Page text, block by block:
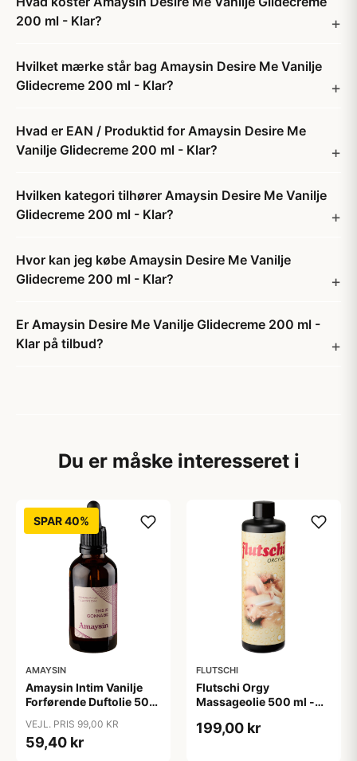
200 ml - Klar?
Hvilket mærke står bag Amaysin Desire Me Vanilje
Glidecreme 200 ml - Klar?
Hvad er EAN / Produktid for Amaysin Desire Me
Vanilje Glidecreme 200 ml - Klar?
Hvilken kategori tilhører Amaysin Desire Me Vanilje
Glidecreme 200 ml - Klar?
Hvor kan jeg købe Amaysin Desire Me Vanilje
Glidecreme 200 ml - Klar?
Er Amaysin Desire Me Vanilje Glidecreme 200 ml -
Klar på tilbud?
Du er måske interesseret i
SPAR 40%
AMAYSIN
Amaysin Intim Vanilje
Forførende Duftolie 50
VEJL. PRIS 99,00 KR
59,40 kr
FLUTSCHI
Flutschi Orgy
Massageolie 500 ml -
199,00 kr